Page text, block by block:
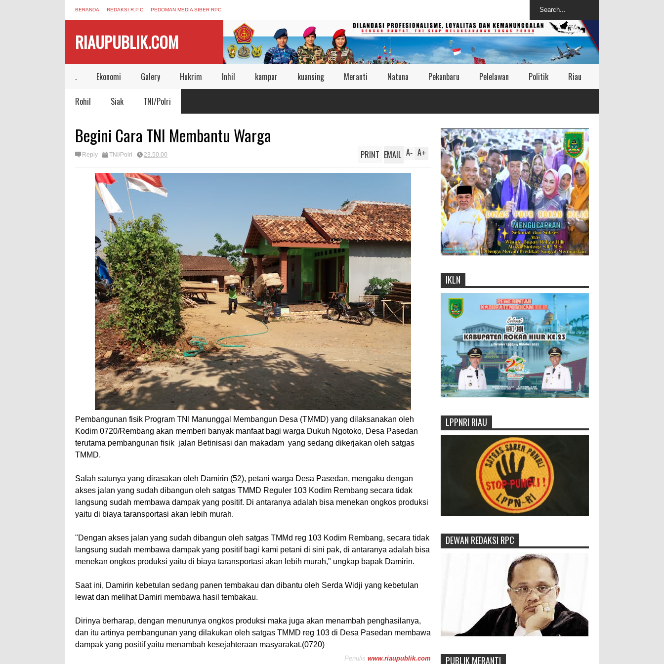
BERANDA REDAKSI R.P.C PEDOMAN MEDIA SIBER RPC
RIAUPUBLIK.COM
. Ekonomi Galery Hukrim Inhil kampar kuansing Meranti Natuna Pekanbaru Pelelawan Politik Riau
Rohil Siak TNI/Polri
Begini Cara TNI Membantu Warga
Reply TNI/Polri 23.50.00 A+
A-
PRINT EMAIL
Pembangunan fisik Program TNI Manunggal Membangun Desa (TMMD) yang dilaksanakan oleh
Kodim 0720/Rembang akan memberi banyak manfaat bagi warga Dukuh Ngotoko, Desa Pasedan
terutama pembangunan fisik jalan Betinisasi dan makadam yang sedang dikerjakan oleh satgas
TMMD.
Salah satunya yang dirasakan oleh Damirin (52), petani warga Desa Pasedan, mengaku dengan
akses jalan yang sudah dibangun oleh satgas TMMD Reguler 103 Kodim Rembang secara tidak
langsung sudah membawa dampak yang positif. Di antaranya adalah bisa menekan ongkos produksi
yaitu di biaya taransportasi akan lebih murah.
"Dengan akses jalan yang sudah dibangun oleh satgas TMMd reg 103 Kodim Rembang, secara tidak
langsung sudah membawa dampak yang positif bagi kami petani di sini pak, di antaranya adalah bisa
menekan ongkos produksi yaitu di biaya taransportasi akan lebih murah," ungkap bapak Damirin.
Saat ini, Damirin kebetulan sedang panen tembakau dan dibantu oleh Serda Widji yang kebetulan
lewat dan melihat Damiri membawa hasil tembakau.
Dirinya berharap, dengan menurunya ongkos produksi maka juga akan menambah penghasilanya,
dan itu artinya pembangunan yang dilakukan oleh satgas TMMD reg 103 di Desa Pasedan membawa
dampak yang positif yaitu menambah kesejahteraan masyarakat.(0720)
Penulis www.riaupublik.com
IKLN
LPPNRI RIAU
DEWAN REDAKSI RPC
PUBLIK MERANTI